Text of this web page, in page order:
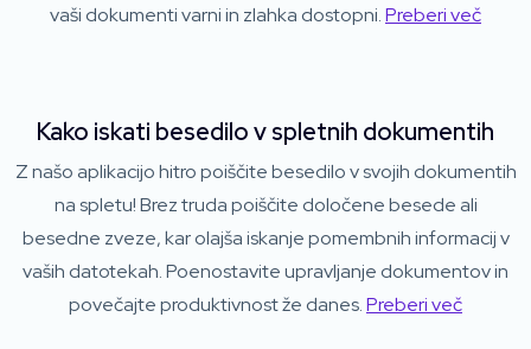
vaši dokumenti varni in zlahka dostopni.Preberi več
Kako iskati besedilo v spletnih dokumentih
Z našo aplikacijo hitro poiščite besedilo v svojih dokumentih
na spletu! Brez truda poiščite določene besede ali
besedne zveze, kar olajša iskanje pomembnih informacij v
vaših datotekah. Poenostavite upravljanje dokumentov in
povečajte produktivnost že danes.Preberi več